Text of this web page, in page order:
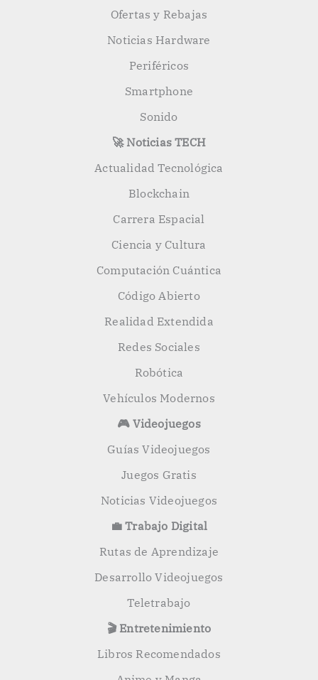
Ofertas y Rebajas
Noticias Hardware
Periféricos
Smartphone
Sonido
🚀 Noticias TECH
Actualidad Tecnológica
Blockchain
Carrera Espacial
Ciencia y Cultura
Computación Cuántica
Código Abierto
Realidad Extendida
Redes Sociales
Robótica
Vehículos Modernos
🎮 Videojuegos
Guías Videojuegos
Juegos Gratis
Noticias Videojuegos
💼 Trabajo Digital
Rutas de Aprendizaje
Desarrollo Videojuegos
Teletrabajo
🎬 Entretenimiento
Libros Recomendados